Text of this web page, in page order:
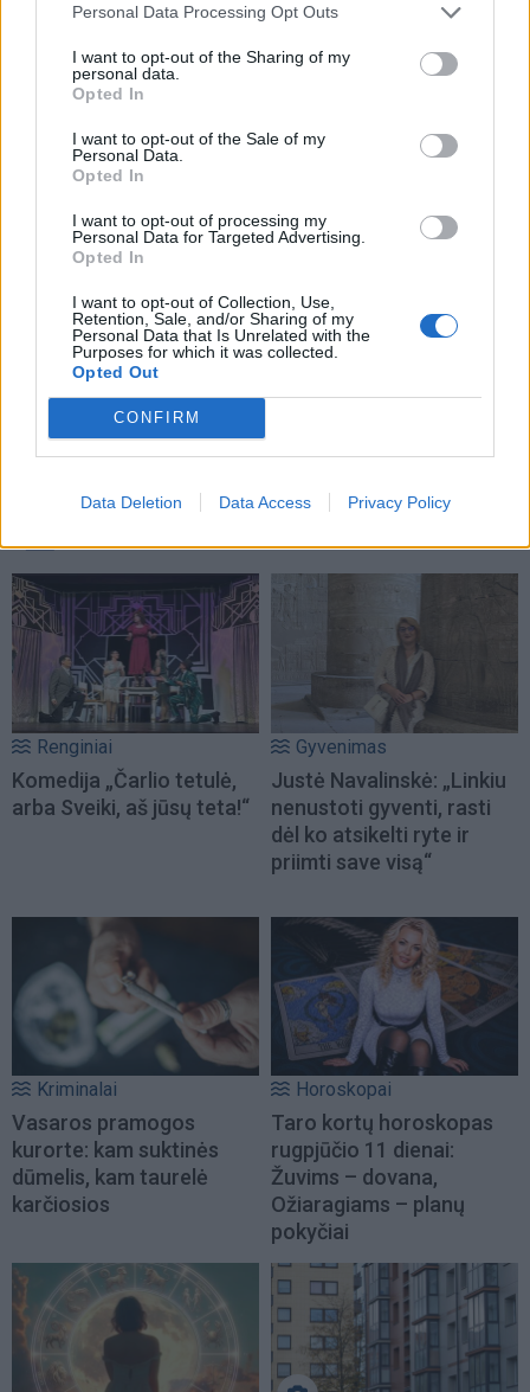
Personal Data Processing Opt Outs
I want to opt-out of the Sharing of my
personal data.
Opted In
I want to opt-out of the Sale of my
Personal Data.
Opted In
I want to opt-out of processing my
Personal Data for Targeted Advertising.
Opted In
I want to opt-out of Collection, Use,
Retention, Sale, and/or Sharing of my
Personal Data that Is Unrelated with the
Purposes for which it was collected.
Opted Out
CONFIRM
Data Deletion Data Access Privacy Policy
pasiekia ir karius, ir
tačiau raketos vis
dažniau nepalieka laiko
Rusijos karą prieš Ukrainą
Renginiai
Komedija „Čarlio tetulė,
arba Sveiki, aš jūsų teta!“
Gyvenimas
Justė Navalinskė: „Linkiu
nenustoti gyventi, rasti
dėl ko atsikelti ryte ir
priimti save visą“
Kriminalai
Vasaros pramogos
kurorte: kam suktinės
dūmelis, kam taurelė
karčiosios
Horoskopai
Taro kortų horoskopas
rugpjūčio 11 dienai:
Žuvims – dovana,
Ožiaragiams – planų
pokyčiai